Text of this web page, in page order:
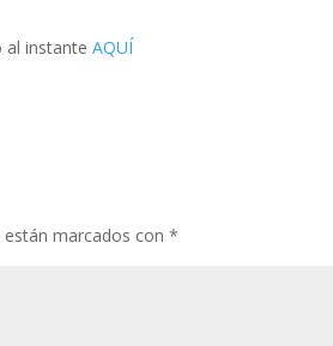
al instanteAQUÍ
marcados con*